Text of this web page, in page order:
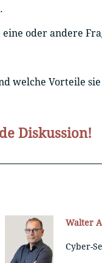
eine oder andere
welche Vorteile
Diskussion!
Walter
Cyber-